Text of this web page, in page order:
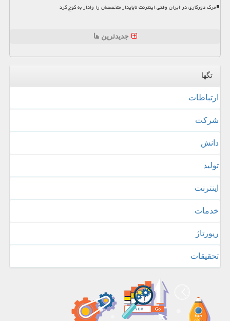
مرگ دورکاری در ایران وقتی اینترنت ناپایدار متخصصان را وادار به کوچ کرد
جدیدترین ها
تگها
ارتباطات
شركت
دانش
تولید
اینترنت
خدمات
رپورتاژ
تحقیقات